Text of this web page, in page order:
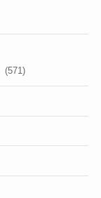
(571)